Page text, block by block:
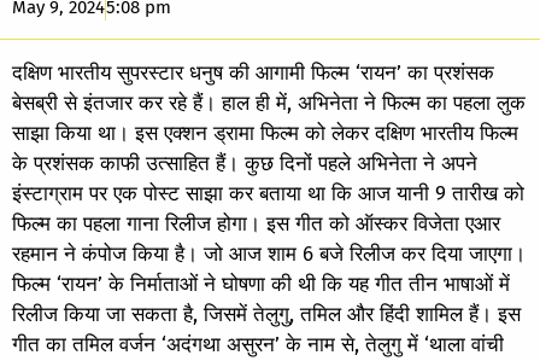
May 9, 20245:08 pm
दक्षिण भारतीय सुपरस्टार धनुष की आगामी फिल्म ‘रायन’ का प्रशंसक
बेसब्री से इंतजार कर रहे हैं। हाल ही में, अभिनेता ने फिल्म का पहला लुक
साझा किया था। इस एक्शन ड्रामा फिल्म को लेकर दक्षिण भारतीय फिल्म
के प्रशंसक काफी उत्साहित हैं। कुछ दिनों पहले अभिनेता ने अपने
इंस्टाग्राम पर एक पोस्ट साझा कर बताया था कि आज यानी 9 तारीख को
फिल्म का पहला गाना रिलीज होगा। इस गीत को ऑस्कर विजेता एआर
रहमान ने कंपोज किया है। जो आज शाम 6 बजे रिलीज कर दिया जाएगा।
फिल्म ‘रायन’ के निर्माताओं ने घोषणा की थी कि यह गीत तीन भाषाओं में
रिलीज किया जा सकता है, जिसमें तेलुगु, तमिल और हिंदी शामिल हैं। इस
गीत का तमिल वर्जन ‘अदंगथा असुरन’ के नाम से, तेलुगु में ‘थाला वांची